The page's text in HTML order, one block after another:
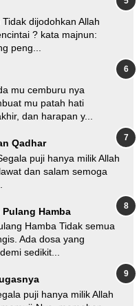
dijodohkan Allah
? kata majnun:
peng...
mu cemburu nya
mu patah hati
dan harapan y...
Qadhar
puji hanya milik Allah
dan salam semoga
Hamba
Hamba Tidak semua
Ada dosa yang
sedikit...